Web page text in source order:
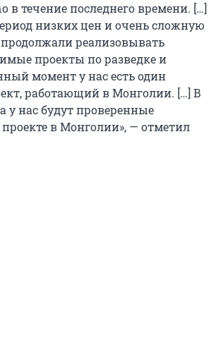
в течение последнего времени. […]
низких цен и очень сложную
реализовывать
проекты по разведке и
момент у нас есть один
работающий в Монголии. […] В
у нас будут проверенные
в Монголии», — отметил